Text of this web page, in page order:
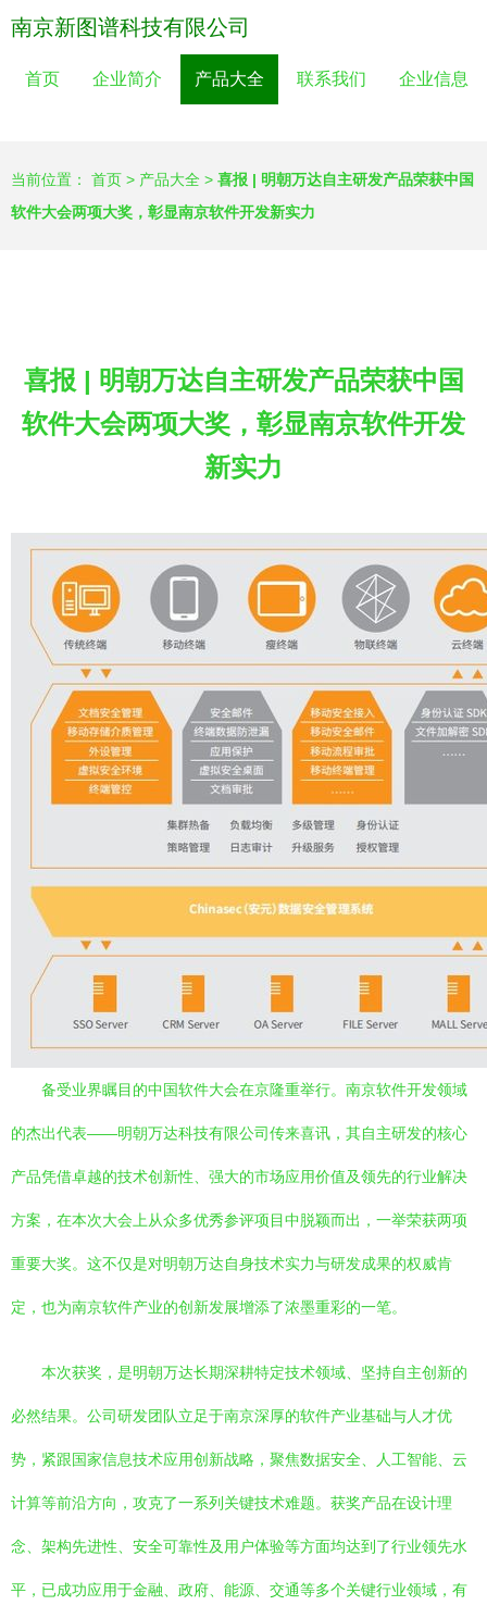
南京新图谱科技有限公司
首页 企业简介 产品大全 联系我们 企业信息
当前位置： 首页 > 产品大全 > 喜报 | 明朝万达自主研发产品荣获中国
软件大会两项大奖，彰显南京软件开发新实力
喜报 | 明朝万达自主研发产品荣获中国
软件大会两项大奖，彰显南京软件开发
新实力
备受业界瞩目的中国软件大会在京隆重举行。南京软件开发领域
的杰出代表——明朝万达科技有限公司传来喜讯，其自主研发的核心
产品凭借卓越的技术创新性、强大的市场应用价值及领先的行业解决
方案，在本次大会上从众多优秀参评项目中脱颖而出，一举荣获两项
重要大奖。这不仅是对明朝万达自身技术实力与研发成果的权威肯
定，也为南京软件产业的创新发展增添了浓墨重彩的一笔。
本次获奖，是明朝万达长期深耕特定技术领域、坚持自主创新的
必然结果。公司研发团队立足于南京深厚的软件产业基础与人才优
势，紧跟国家信息技术应用创新战略，聚焦数据安全、人工智能、云
计算等前沿方向，攻克了一系列关键技术难题。获奖产品在设计理
念、架构先进性、安全可靠性及用户体验等方面均达到了行业领先水
平，已成功应用于金融、政府、能源、交通等多个关键行业领域，有